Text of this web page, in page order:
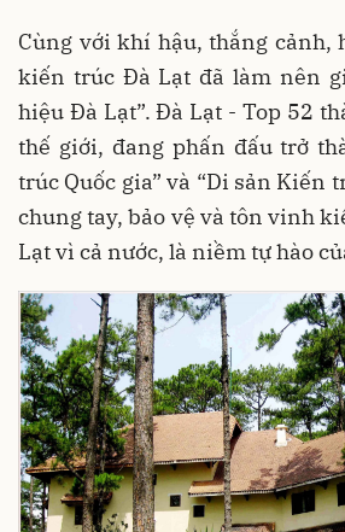
Cùng với khí hậu, thắng cảnh,
kiến trúc Đà Lạt đã làm nên
hiệu Đà Lạt”. Đà Lạt - Top 52
thế giới, đang phấn đấu trở
trúc Quốc gia” và “Di sản Kiến
chung tay, bảo vệ và tôn vinh
Lạt vì cả nước, là niềm tự hào